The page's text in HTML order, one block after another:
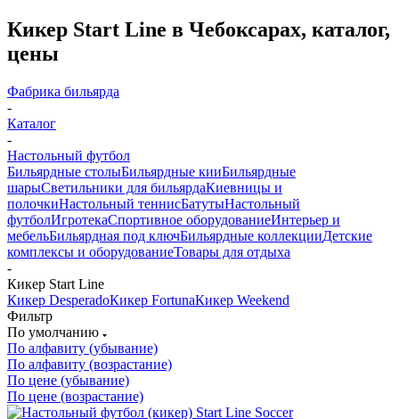
Кикер Start Line в Чебоксарах, каталог,
цены
Фабрика бильярда
-
Каталог
-
Настольный футбол
Бильярдные столыБильярдные кииБильярдные
шарыСветильники для бильярдаКиевницы и
полочкиНастольный теннисБатутыНастольный
футболИгротекаСпортивное оборудованиеИнтерьер и
мебельБильярдная под ключБильярдные коллекцииДетские
комплексы и оборудованиеТовары для отдыха
-
Кикер Start Line
Кикер DesperadoКикер FortunaКикер Weekend
Фильтр
По умолчанию
По алфавиту (убывание)
По алфавиту (возрастание)
По цене (убывание)
По цене (возрастание)